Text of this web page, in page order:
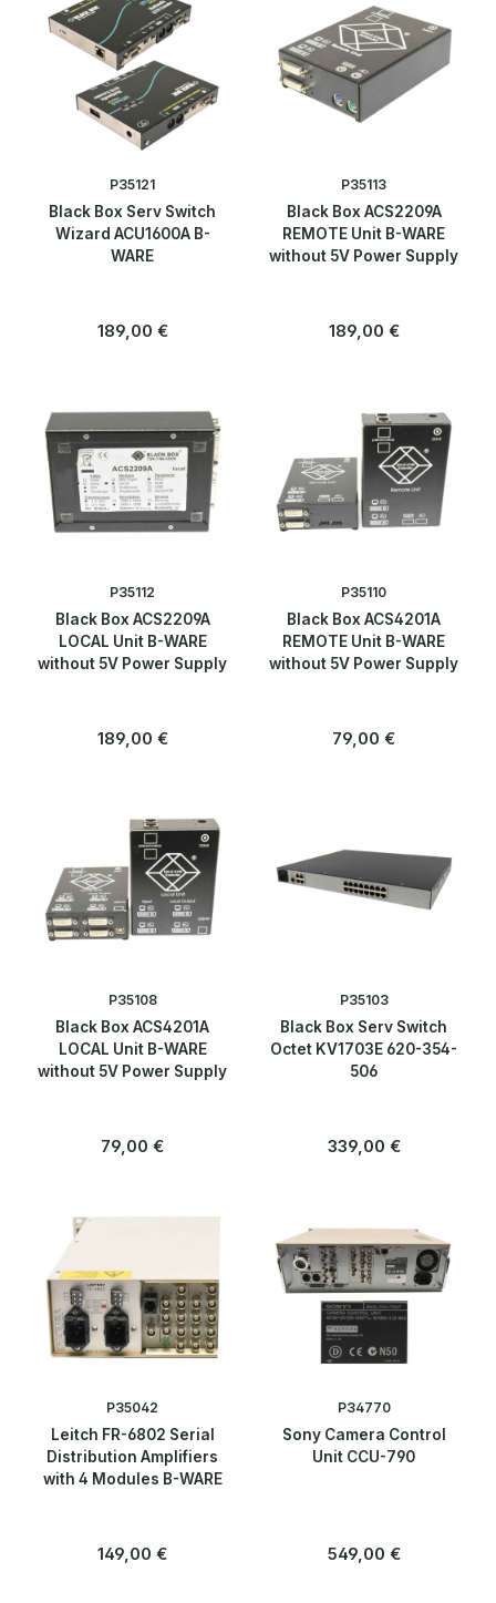
P35121
Black Box Serv Switch
Wizard ACU1600A B-
WARE
Regulärer Preis:
189,00 €
P35113
Black Box ACS2209A
REMOTE Unit B-WARE
without 5V Power Supply
Regulärer Preis:
189,00 €
P35112
Black Box ACS2209A
LOCAL Unit B-WARE
without 5V Power Supply
Regulärer Preis:
189,00 €
P35110
Black Box ACS4201A
REMOTE Unit B-WARE
without 5V Power Supply
Regulärer Preis:
79,00 €
P35108
Black Box ACS4201A
LOCAL Unit B-WARE
without 5V Power Supply
Regulärer Preis:
79,00 €
P35103
Black Box Serv Switch
Octet KV1703E 620-354-
506
Regulärer Preis:
339,00 €
P35042
Leitch FR-6802 Serial
Distribution Amplifiers
with 4 Modules B-WARE
Regulärer Preis:
149,00 €
P34770
Sony Camera Control
Unit CCU-790
Regulärer Preis:
549,00 €